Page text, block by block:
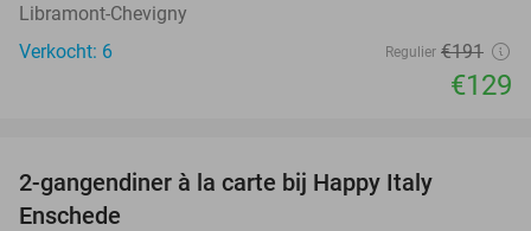
Libramont-Chevigny
Verkocht: 6
Regulier €191
€129
2-gangendiner à la carte bij Happy Italy
Enschede